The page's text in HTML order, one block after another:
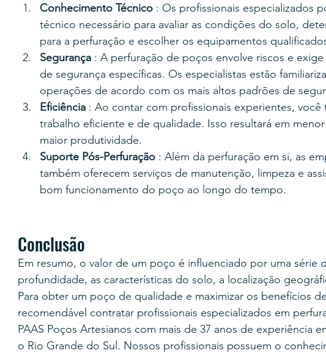
Conhecimento Técnico : Os profissionais especializados
técnico necessário para avaliar as condições do solo,
para a perfuração e escolher os equipamentos
Segurança : A perfuração de poços envolve riscos e
de segurança específicas. Os especialistas estão
operações de acordo com os mais altos padrões de
Eficiência : Ao contar com profissionais experientes, você
trabalho eficiente e de qualidade. Isso resultará em
maior produtividade.
Suporte Pós-Perfuração : Além da perfuração em si, as
também oferecem serviços de manutenção, limpeza e
bom funcionamento do poço ao longo do tempo.
Conclusão
Em resumo, o valor de um poço é influenciado por uma série
profundidade, as características do solo, a localização
Para obter um poço de qualidade e maximizar os benefícios
recomendável contratar profissionais especializados em
PAAS Poços Artesianos com mais de 37 anos de experiência
o Rio Grande do Sul. Nossos profissionais possuem o